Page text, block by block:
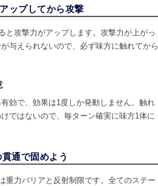
ップしてから攻撃
と攻撃力がアップします。攻撃力が上がっ
与えられないので、必ず味方に触れてから
効で、効果は1度しか発動しません。触れ
ではないので、毎ターン確実に味方1体に
通で固めよう
重力バリアと反射制限です。全てのステー